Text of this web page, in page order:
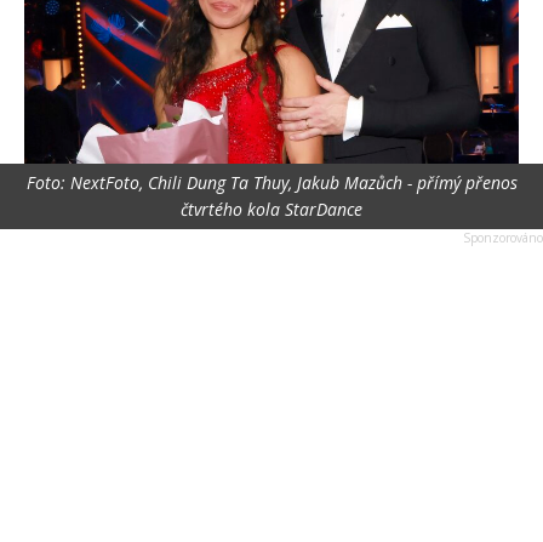
Foto: NextFoto, Chili Dung Ta Thuy, Jakub Mazůch - přímý přenos
čtvrtého kola StarDance